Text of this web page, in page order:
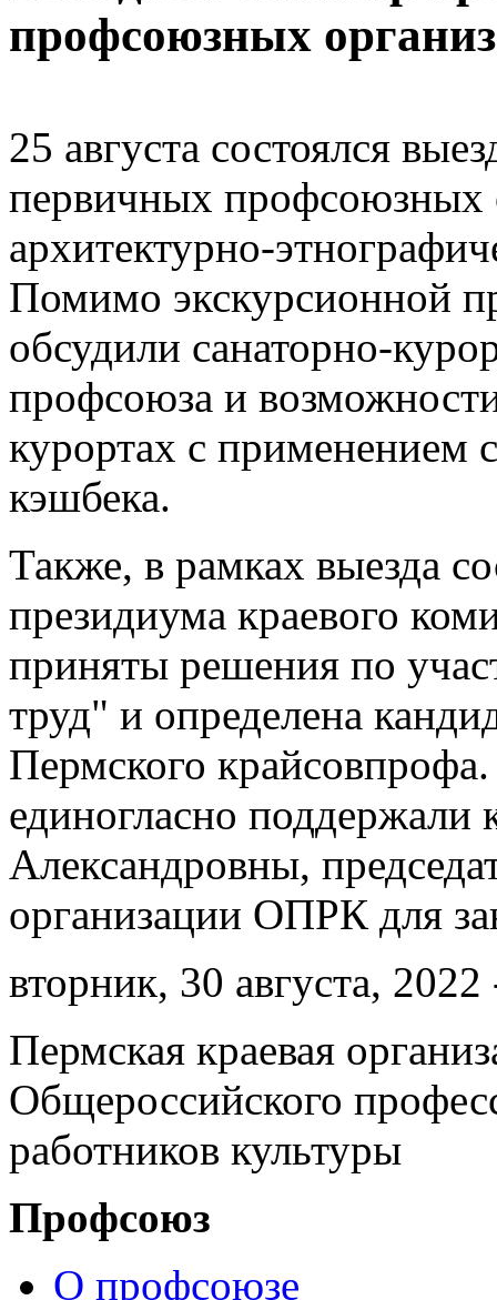
профсоюзных
25 августа состоялся
первичных
архитектурно-
Помимо экскурсионной
обсудили санаторно-
профсоюза и
курортах с применением
кэшбека.
Также, в рамках выезда
президиума краевого
приняты решения по
труд" и определена
Пермского
единогласно
Александровны,
организации ОПРК для
вторник, 30 августа,
Пермская краевая
Общероссийского
работников культуры
Профсоюз
О профсоюзе